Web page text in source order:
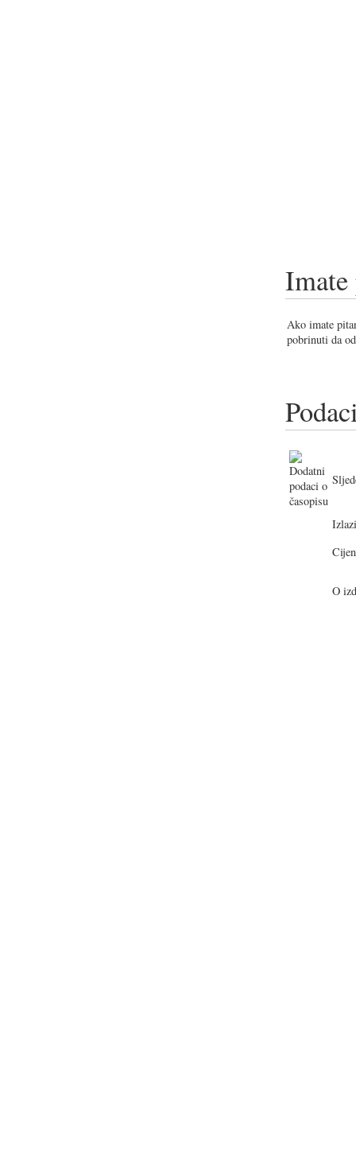
Imate
Ako imate
pobrinuti da
O